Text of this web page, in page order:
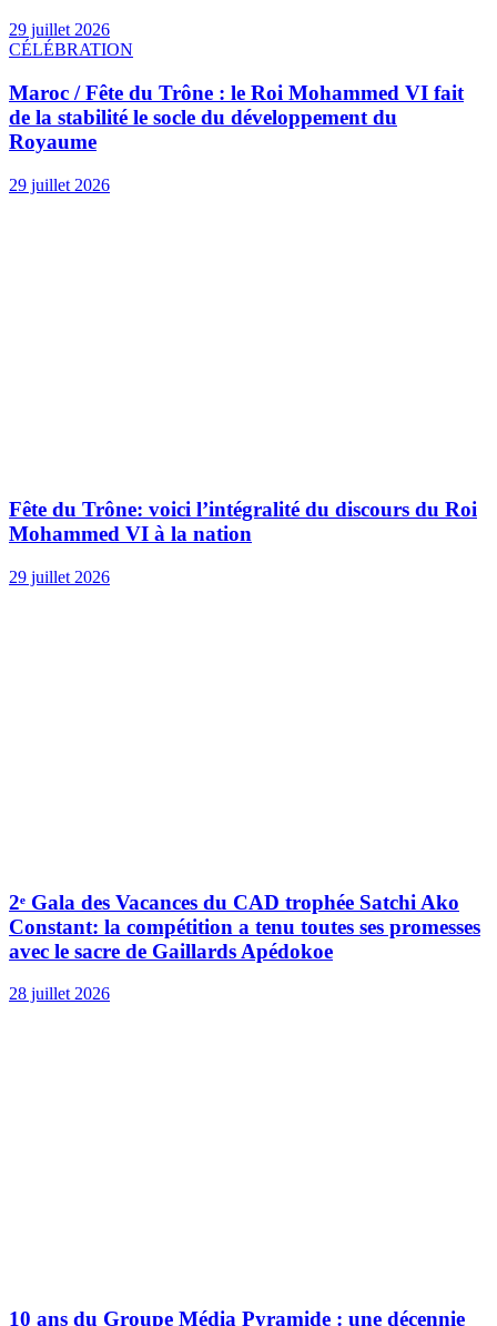
29 juillet 2026
CÉLÉBRATION
Maroc / Fête du Trône : le Roi Mohammed VI fait
de la stabilité le socle du développement du
Royaume
29 juillet 2026
Fête du Trône: voici l’intégralité du discours du Roi
Mohammed VI à la nation
29 juillet 2026
2ᵉ Gala des Vacances du CAD trophée Satchi Ako
Constant: la compétition a tenu toutes ses promesses
avec le sacre de Gaillards Apédokoe
28 juillet 2026
10 ans du Groupe Média Pyramide : une décennie